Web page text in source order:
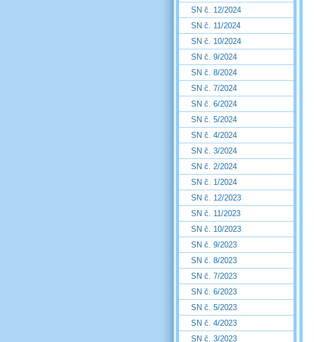
SN č. 12/2024
SN č. 11/2024
SN č. 10/2024
SN č. 9/2024
SN č. 8/2024
SN č. 7/2024
SN č. 6/2024
SN č. 5/2024
SN č. 4/2024
SN č. 3/2024
SN č. 2/2024
SN č. 1/2024
SN č. 12/2023
SN č. 11/2023
SN č. 10/2023
SN č. 9/2023
SN č. 8/2023
SN č. 7/2023
SN č. 6/2023
SN č. 5/2023
SN č. 4/2023
SN č. 3/2023